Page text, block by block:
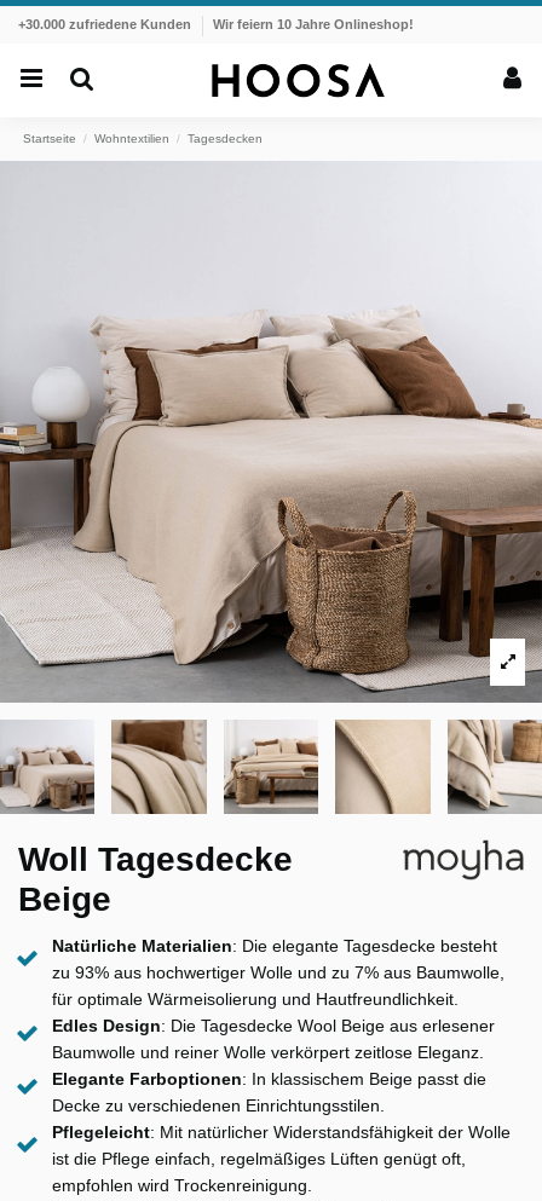
+30.000 zufriedene Kunden Wir feiern 10 Jahre Onlineshop!
Startseite Wohntextilien Tagesdecken
Woll Tagesdecke
Beige
Natürliche Materialien: Die elegante Tagesdecke besteht
zu 93% aus hochwertiger Wolle und zu 7% aus Baumwolle,
für optimale Wärmeisolierung und Hautfreundlichkeit.
Edles Design: Die Tagesdecke Wool Beige aus erlesener
Baumwolle und reiner Wolle verkörpert zeitlose Eleganz.
Elegante Farboptionen: In klassischem Beige passt die
Decke zu verschiedenen Einrichtungsstilen.
Pflegeleicht: Mit natürlicher Widerstandsfähigkeit der Wolle
ist die Pflege einfach, regelmäßiges Lüften genügt oft,
empfohlen wird Trockenreinigung.